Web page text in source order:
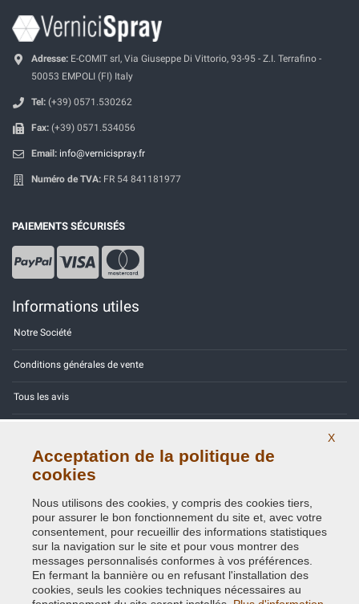
Adresse: E-COMIT srl, Via Giuseppe Di Vittorio, 93-95 - Z.I. Terrafino -
50053 EMPOLI (FI) Italy
Tel: (+39) 0571.530262
Fax: (+39) 0571.534056
Email: info@vernicispray.fr
Numéro de TVA: FR 54 841181977
PAIEMENTS SÉCURISÉS
Informations utiles
Notre Société
Conditions générales de vente
Tous les avis
Contactez-nous
Politique de confidentialité - RGPD
X
Acceptation de la politique de
cookies
Nous utilisons des cookies, y compris des cookies tiers,
pour assurer le bon fonctionnement du site et, avec votre
consentement, pour recueillir des informations statistiques
sur la navigation sur le site et pour vous montrer des
messages personnalisés conformes à vos préférences.
En fermant la bannière ou en refusant l'installation des
cookies, seuls les cookies techniques nécessaires au